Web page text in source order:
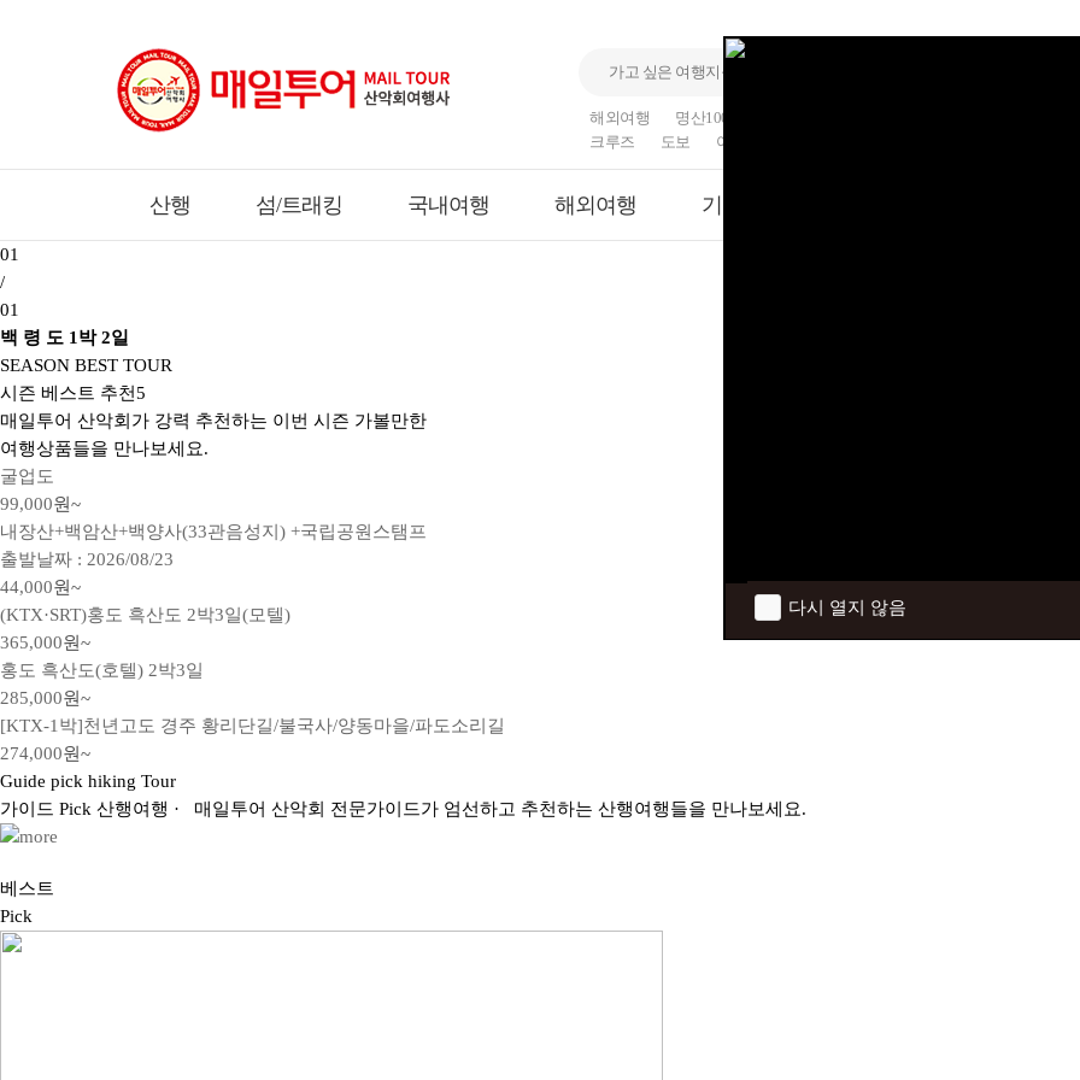
해외여행 명산100
크루즈
도보 여행
산행 섬/트래킹 국내여행 해외여행 기차여행
01
/
01
백 령 도 1박 2일
SEASON BEST TOUR
시즌 베스트 추천5
매일투어 산악회가 강력 추천하는 이번 시즌 가볼만한
여행상품들을 만나보세요.
굴업도
99,000원~
내장산+백암산+백양사(33관음성지) +국립공원스탬프
출발날짜 : 2026/08/23
44,000원~
(KTX·SRT)홍도 흑산도 2박3일(모텔)
365,000원~
홍도 흑산도(호텔) 2박3일
285,000원~
[KTX-1박]천년고도 경주 황리단길/불국사/양동마을/파도소리길
274,000원~
Guide pick hiking Tour
가이드 Pick 산행여행 · 매일투어 산악회 전문가이드가 엄선하고 추천하는 산행여행들을 만나보세요.
베스트
Pick
다시 열지 않음